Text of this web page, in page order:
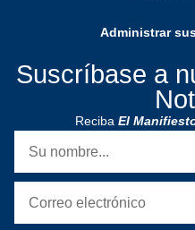
Administrar
Suscríbase a
Reciba El